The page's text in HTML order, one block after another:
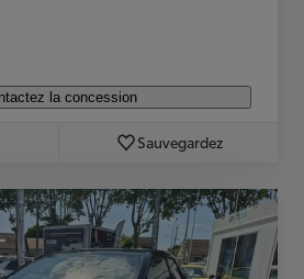
la concession
Sauvegardez